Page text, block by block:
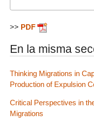
>> PDF
En la misma
Thinking Migrations in
Production of Expulsion
Critical Perspectives in
Migrations